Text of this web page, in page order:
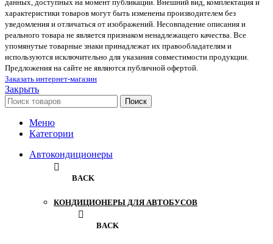
данных, доступных на момент публикации. Внешний вид, комплектация и
характеристики товаров могут быть изменены производителем без
уведомления и отличаться от изображений. Несовпадение описания и
реального товара не является признаком ненадлежащего качества. Все
упомянутые товарные знаки принадлежат их правообладателям и
используются исключительно для указания совместимости продукции.
Предложения на сайте не являются публичной офертой.
Заказать интернет-магазин
Закрыть
Поиск
Меню
Категории
Автокондиционеры
BACK
КОНДИЦИОНЕРЫ ДЛЯ АВТОБУСОВ
BACK